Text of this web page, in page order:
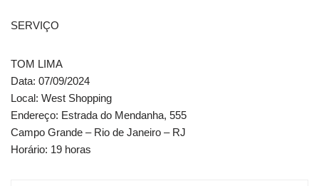
SERVIÇO
TOM LIMA
Data: 07/09/2024
Local: West Shopping
Endereço: Estrada do Mendanha, 555
Campo Grande – Rio de Janeiro – RJ
Horário: 19 horas